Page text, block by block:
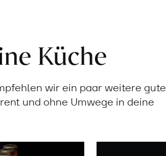
Küche
wir ein paar weitere gute
und ohne Umwege in deine